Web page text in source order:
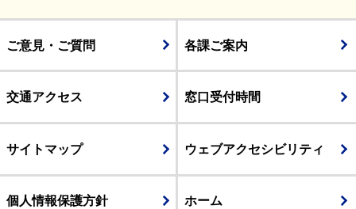
ご意見・ご質問 各課ご案内
交通アクセス 窓口受付時間
サイトマップ ウェブアクセシビリティ
個人情報保護方針 ホーム